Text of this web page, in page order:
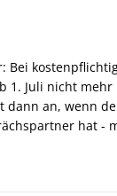
Bei
1. Juli nicht mehr
dann an, wenn
hat -